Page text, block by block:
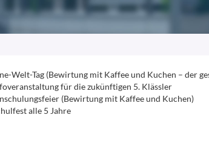
Welt-Tag (Bewirtung mit Kaffee und Kuchen – der
für die zukünftigen 5. Klässler
(Bewirtung mit Kaffee und Kuchen)
alle 5 Jahre